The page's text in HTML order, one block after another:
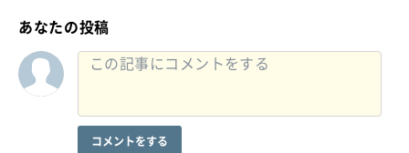
あなたの投稿
コメントをする